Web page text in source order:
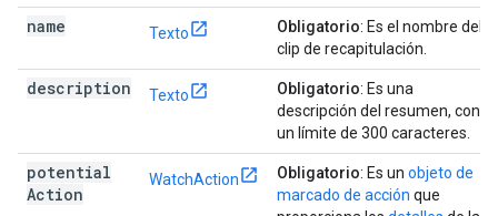
name Texto Obligatorio: Es el nombre del
clip de recapitulación.
description Texto Obligatorio: Es una
descripción del resumen, con
un límite de 300 caracteres.
potential
Action
WatchAction Obligatorio: Es un objeto de
marcado de acción que